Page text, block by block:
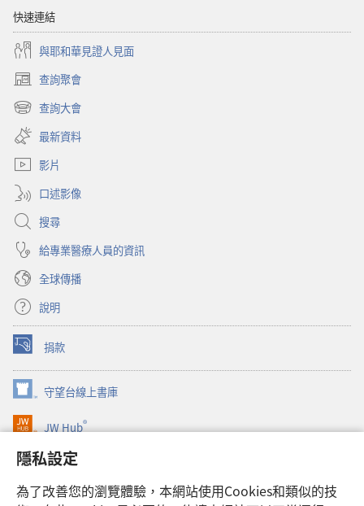
隱私設定
為了改善您的瀏覽體驗，本網站使用Cookies和類似的技
11
快速連結
與耶和華見證人見面
查詢聚會
（開
啟
新
視
窗）
查詢大會
（開
啟
新
視
最新資料
影片
口述影像
搜尋
給專業醫療人員的資訊
全球傳播
說明
捐款
（開
啟
新
視
窗）
守望台線上書庫
（開
啟
新
窗）
JW Hub®
（開
啟
新
窗）
JW Library®
Watchtower Library